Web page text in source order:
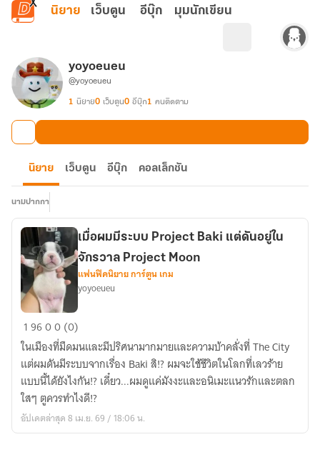
ข้ามไปยังเนื้อหาหลัก
นิยาย เว็บตูน อีบุ๊ก มุมนักเขียน
yoyoeueu
@yoyoeueu
1 นิยาย0 เว็บตูน0 อีบุ๊ก1 คนติดตาม
นิยาย เว็บตูน อีบุ๊ก คอลเล็กชัน
นามปากกา
เมื่อ
ผม
มี
ระบบ
Project
Baki
แต่
เมื่อผมมีระบบ Project Baki แต่ดันอยู่ใน
จักรวาล Project Moon
แฟนฟิคนิยาย การ์ตูน เกม
yoyoeueu
19600 (0)
ในเมืองที่มืดมนและมีปริศนามากมายและความบ้าคลั่งที่ The City
แต่ผมดันมีระบบจากเรื่อง Baki สิ!? ผมจะใช้ชีวิตในโลกที่เลวร้าย
แบบนี้ได้ยังไงกัน!? เดี๋ยว...ผมดูแค่มังงะและอนิเมะแนวรักและตลก
ใสๆ ตูควรทำไงดี!?
อัปเดตล่าสุด 8 เม.ย. 69 / 18:06 น.